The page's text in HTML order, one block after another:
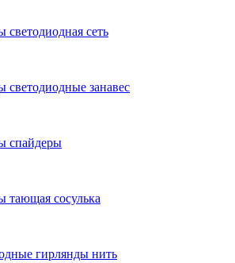
светодиодная сеть
светодиодные занавес
спайдеры
тающая сосулька
гирлянды нить